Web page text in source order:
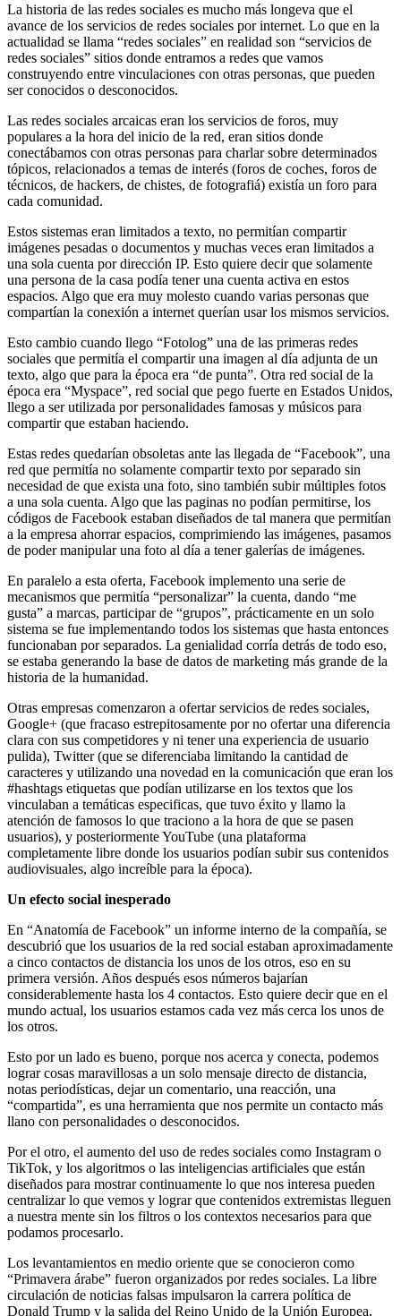
La historia de las redes sociales es mucho más longeva que el
avance de los servicios de redes sociales por internet. Lo que en la
actualidad se llama “redes sociales” en realidad son “servicios de
redes sociales” sitios donde entramos a redes que vamos
construyendo entre vinculaciones con otras personas, que pueden
ser conocidos o desconocidos.
Las redes sociales arcaicas eran los servicios de foros, muy
populares a la hora del inicio de la red, eran sitios donde
conectábamos con otras personas para charlar sobre determinados
tópicos, relacionados a temas de interés (foros de coches, foros de
técnicos, de hackers, de chistes, de fotografiá) existía un foro para
cada comunidad.
Estos sistemas eran limitados a texto, no permitían compartir
imágenes pesadas o documentos y muchas veces eran limitados a
una sola cuenta por dirección IP. Esto quiere decir que solamente
una persona de la casa podía tener una cuenta activa en estos
espacios. Algo que era muy molesto cuando varias personas que
compartían la conexión a internet querían usar los mismos servicios.
Esto cambio cuando llego “Fotolog” una de las primeras redes
sociales que permitía el compartir una imagen al día adjunta de un
texto, algo que para la época era “de punta”. Otra red social de la
época era “Myspace”, red social que pego fuerte en Estados Unidos,
llego a ser utilizada por personalidades famosas y músicos para
compartir que estaban haciendo.
Estas redes quedarían obsoletas ante las llegada de “Facebook”, una
red que permitía no solamente compartir texto por separado sin
necesidad de que exista una foto, sino también subir múltiples fotos
a una sola cuenta. Algo que las paginas no podían permitirse, los
códigos de Facebook estaban diseñados de tal manera que permitían
a la empresa ahorrar espacios, comprimiendo las imágenes, pasamos
de poder manipular una foto al día a tener galerías de imágenes.
En paralelo a esta oferta, Facebook implemento una serie de
mecanismos que permitía “personalizar” la cuenta, dando “me
gusta” a marcas, participar de “grupos”, prácticamente en un solo
sistema se fue implementando todos los sistemas que hasta entonces
funcionaban por separados. La genialidad corría detrás de todo eso,
se estaba generando la base de datos de marketing más grande de la
historia de la humanidad.
Otras empresas comenzaron a ofertar servicios de redes sociales,
Google+ (que fracaso estrepitosamente por no ofertar una diferencia
clara con sus competidores y ni tener una experiencia de usuario
pulida), Twitter (que se diferenciaba limitando la cantidad de
caracteres y utilizando una novedad en la comunicación que eran los
#hashtags etiquetas que podían utilizarse en los textos que los
vinculaban a temáticas especificas, que tuvo éxito y llamo la
atención de famosos lo que traciono a la hora de que se pasen
usuarios), y posteriormente YouTube (una plataforma
completamente libre donde los usuarios podían subir sus contenidos
audiovisuales, algo increíble para la época).
Un efecto social inesperado
En “Anatomía de Facebook” un informe interno de la compañía, se
descubrió que los usuarios de la red social estaban aproximadamente
a cinco contactos de distancia los unos de los otros, eso en su
primera versión. Años después esos números bajarían
considerablemente hasta los 4 contactos. Esto quiere decir que en el
mundo actual, los usuarios estamos cada vez más cerca los unos de
los otros.
Esto por un lado es bueno, porque nos acerca y conecta, podemos
lograr cosas maravillosas a un solo mensaje directo de distancia,
notas periodísticas, dejar un comentario, una reacción, una
“compartida”, es una herramienta que nos permite un contacto más
llano con personalidades o desconocidos.
Por el otro, el aumento del uso de redes sociales como Instagram o
TikTok, y los algoritmos o las inteligencias artificiales que están
diseñados para mostrar continuamente lo que nos interesa pueden
centralizar lo que vemos y lograr que contenidos extremistas lleguen
a nuestra mente sin los filtros o los contextos necesarios para que
podamos procesarlo.
Los levantamientos en medio oriente que se conocieron como
“Primavera árabe” fueron organizados por redes sociales. La libre
circulación de noticias falsas impulsaron la carrera política de
Donald Trump y la salida del Reino Unido de la Unión Europea,